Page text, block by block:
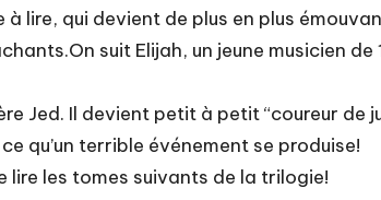
lire, qui devient de plus en plus
suit Elijah, un jeune musicien de
Jed. Il devient petit à petit “coureur de
qu’un terrible événement se produise!
lire les tomes suivants de la trilogie!